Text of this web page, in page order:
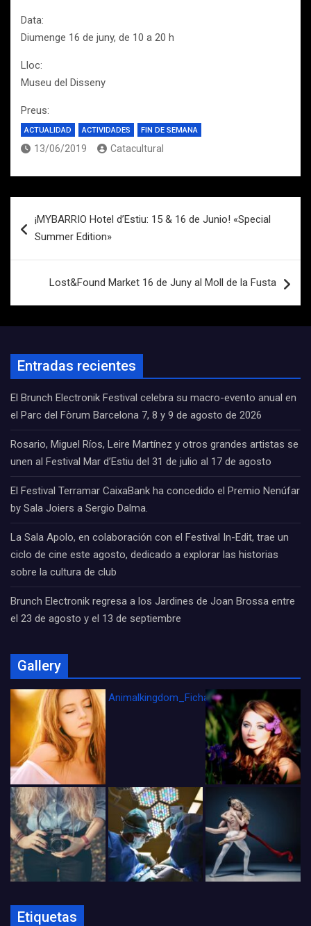
Data:
Diumenge 16 de juny, de 10 a 20 h
Lloc:
Museu del Disseny
Preus:
ACTUALIDAD ACTIVIDADES FIN DE SEMANA
13/06/2019 Catacultural
de
¡MYBARRIO Hotel d’Estiu: 15 & 16 de Junio! «Special
Summer Edition»
Lost&Found Market 16 de Juny al Moll de la Fusta
Entradas recientes
El Brunch Electronik Festival celebra su macro-evento anual en
el Parc del Fòrum Barcelona 7, 8 y 9 de agosto de 2026
Rosario, Miguel Ríos, Leire Martínez y otros grandes artistas se
unen al Festival Mar d’Estiu del 31 de julio al 17 de agosto
El Festival Terramar CaixaBank ha concedido el Premio Nenúfar
by Sala Joiers a Sergio Dalma.
La Sala Apolo, en colaboración con el Festival In-Edit, trae un
ciclo de cine este agosto, dedicado a explorar las historias
sobre la cultura de club
Brunch Electronik regresa a los Jardines de Joan Brossa entre
el 23 de agosto y el 13 de septiembre
Gallery
Animalkingdom_FichaCine
Etiquetas